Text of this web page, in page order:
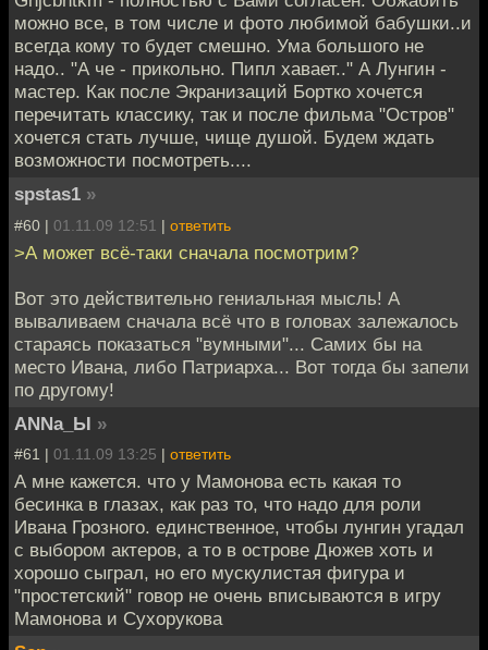
можно все, в том числе и фото любимой бабушки..и
всегда кому то будет смешно. Ума большого не
надо.. "А че - прикольно. Пипл хавает.." А Лунгин -
мастер. Как после Экранизаций Бортко хочется
перечитать классику, так и после фильма "Остров"
хочется стать лучше, чище душой. Будем ждать
возможности посмотреть....
spstas1 »
#60 | 01.11.09 12:51 | ответить
>А может всё-таки сначала посмотрим?
Вот это действительно гениальная мысль! А
вываливаем сначала всё что в головах залежалось
стараясь показаться "вумными"... Самих бы на
место Ивана, либо Патриарха... Вот тогда бы запели
по другому!
ANNa_Ы »
#61 | 01.11.09 13:25 | ответить
А мне кажется. что у Мамонова есть какая то
бесинка в глазах, как раз то, что надо для роли
Ивана Грозного. единственное, чтобы лунгин угадал
с выбором актеров, а то в острове Дюжев хоть и
хорошо сыграл, но его мускулистая фигура и
"простетский" говор не очень вписываются в игру
Мамонова и Сухорукова